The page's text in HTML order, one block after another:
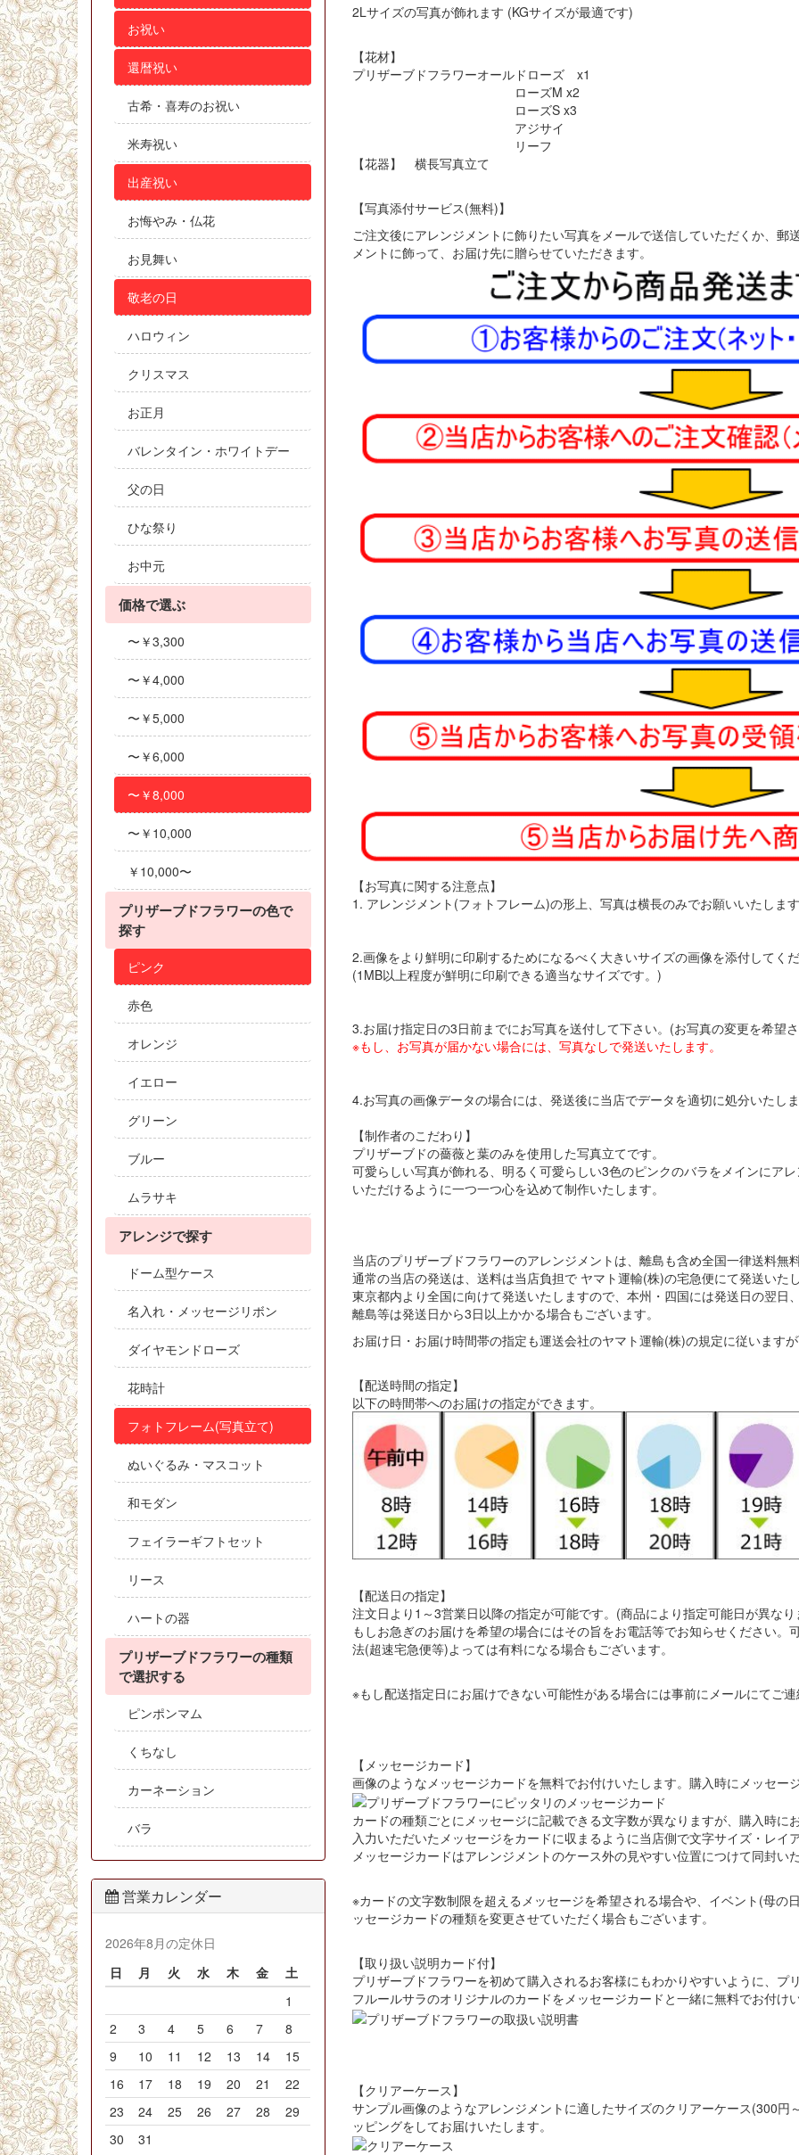
2Lサイズの写真が飾れます (KGサイズが最適です)
【花材】
プリザーブドフラワーオールドローズ x1
ローズM x2
ローズS x3
アジサイ
リーフ
【花器】 横長写真立て
【写真添付サービス(無料)】
ご注文後にアレンジメントに飾りたい写真をメールで送信していただくか、
メントに飾って、お届け先に贈らせていただきます。
【お写真に関する注意点】
1. アレンジメント(フォトフレーム)の形上、写真は横長のみでお願いいたしま
2.画像をより鮮明に印刷するためになるべく大きいサイズの画像を添付してく
(1MB以上程度が鮮明に印刷できる適当なサイズです。)
3.お届け指定日の3日前までにお写真を送付して下さい。(お写真の変更を希望
※もし、お写真が届かない場合には、写真なしで発送いたします。
4.お写真の画像データの場合には、発送後に当店でデータを適切に処分いたし
【制作者のこだわり】
プリザーブドの薔薇と葉のみを使用した写真立てです。
可愛らしい写真が飾れる、明るく可愛らしい3色のピンクのバラをメインにア
いただけるように一つ一つ心を込めて制作いたします。
当店のプリザーブドフラワーのアレンジメントは、離島も含め全国一律送料無
通常の当店の発送は、送料は当店負担で ヤマト運輸(株)の宅急便にて発送いた
東京都内より全国に向けて発送いたしますので、本州・四国には発送日の翌日
離島等は発送日から3日以上かかる場合もございます。
お届け日・お届け時間帯の指定も運送会社のヤマト運輸(株)の規定に従います
【配送時間の指定】
以下の時間帯へのお届けの指定ができます。
【配送日の指定】
注文日より1～3営業日以降の指定が可能です。(商品により指定可能日が異なり
もしお急ぎのお届けを希望の場合にはその旨をお電話等でお知らせください
法(超速宅急便等)よっては有料になる場合もございます。
※もし配送指定日にお届けできない可能性がある場合には事前にメールにてご
【メッセージカード】
画像のようなメッセージカードを無料でお付けいたします。購入時にメッセー
カードの種類ごとにメッセージに記載できる文字数が異なりますが、購入時
入力いただいたメッセージをカードに収まるように当店側で文字サイズ・レイ
メッセージカードはアレンジメントのケース外の見やすい位置につけて同封い
※カードの文字数制限を超えるメッセージを希望される場合や、イベント(母の
ッセージカードの種類を変更させていただく場合もございます。
【取り扱い説明カード付】
プリザーブドフラワーを初めて購入されるお客様にもわかりやすいように、
フルールサラのオリジナルのカードをメッセージカードと一緒に無料でお付け
【クリアーケース】
サンプル画像のようなアレンジメントに適したサイズのクリアーケース(300
ッピングをしてお届けいたします。
お祝い
還暦祝い
古希・喜寿のお祝い
米寿祝い
出産祝い
お悔やみ・仏花
お見舞い
敬老の日
ハロウィン
クリスマス
お正月
バレンタイン・ホワイトデー
父の日
ひな祭り
お中元
価格で選ぶ
〜￥3,300
〜￥4,000
〜￥5,000
〜￥6,000
〜￥8,000
〜￥10,000
￥10,000〜
プリザーブドフラワーの色で
探す
ピンク
赤色
オレンジ
イエロー
グリーン
ブルー
ムラサキ
アレンジで探す
ドーム型ケース
名入れ・メッセージリボン
ダイヤモンドローズ
花時計
フォトフレーム(写真立て)
ぬいぐるみ・マスコット
和モダン
フェイラーギフトセット
リース
ハートの器
プリザーブドフラワーの種類
で選択する
ピンポンマム
くちなし
カーネーション
バラ
営業カレンダー
2026年8月の定休日
日
月 火 水 木 金
土
1
2
3 4 5 6 7
8
9
10 11 12 13 14
15
16
17 18 19 20 21
22
23
24 25 26 27 28
29
30
31